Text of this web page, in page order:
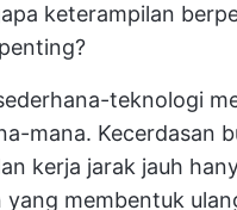
keterampilan
teknologi
mana. Kecerdasan
kerja jarak jauh
yang membentuk